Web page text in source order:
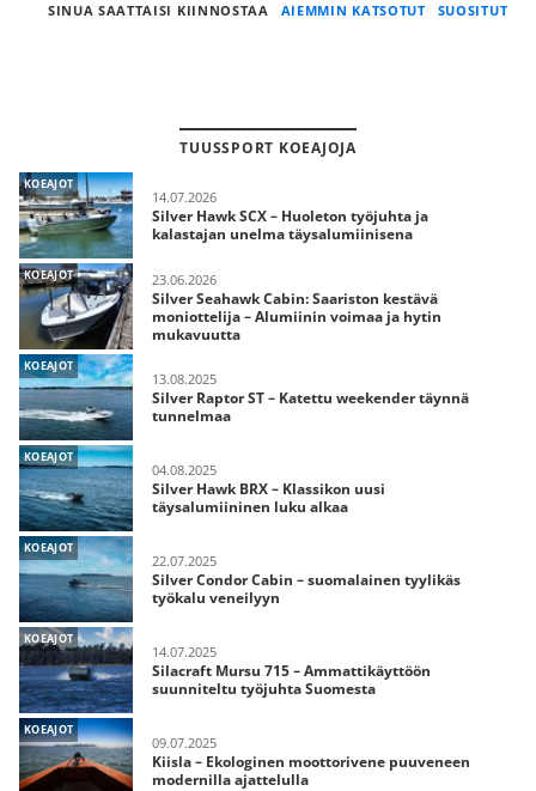
SINUA SAATTAISI KIINNOSTAA AIEMMIN KATSOTUT SUOSITUT
TUUSSPORT KOEAJOJA
KOEAJOT
14.07.2026
Silver Hawk SCX – Huoleton työjuhta ja
kalastajan unelma täysalumiinisena
KOEAJOT 23.06.2026
Silver Seahawk Cabin: Saariston kestävä
moniottelija – Alumiinin voimaa ja hytin
mukavuutta
KOEAJOT
13.08.2025
Silver Raptor ST – Katettu weekender täynnä
tunnelmaa
KOEAJOT
04.08.2025
Silver Hawk BRX – Klassikon uusi
täysalumiininen luku alkaa
KOEAJOT
22.07.2025
Silver Condor Cabin – suomalainen tyylikäs
työkalu veneilyyn
KOEAJOT
14.07.2025
Silacraft Mursu 715 – Ammattikäyttöön
suunniteltu työjuhta Suomesta
KOEAJOT
09.07.2025
Kiisla – Ekologinen moottorivene puuveneen
modernilla ajattelulla